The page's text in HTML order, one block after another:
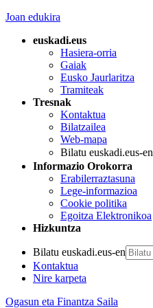
Joan edukira
euskadi.eus
Hasiera-orria
Gaiak
Eusko Jaurlaritza
Tramiteak
Tresnak
Kontaktua
Bilatzailea
Web-mapa
Bilatu euskadi.eus-en
Informazio Orokorra
Erabilerraztasuna
Lege-informazioa
Cookie politika
Egoitza Elektronikoa
Hizkuntza
Bilatu euskadi.eus-en
Kontaktua
Nire karpeta
Ogasun eta Finantza Saila